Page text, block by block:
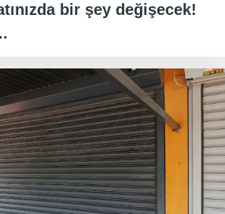
bir şey değişecek!